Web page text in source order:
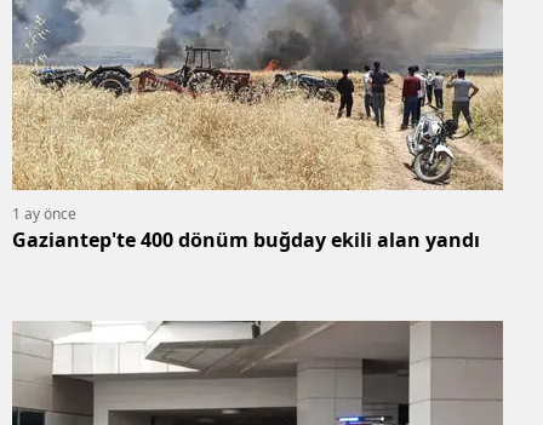
Samsun
Siirt
Sinop
Sivas
Tekirdağ
1 ay önce
Gaziantep'te 400 dönüm buğday ekili alan yandı